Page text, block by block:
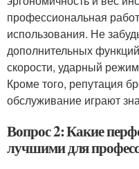
профессиональная
использования. Не
дополнительных
скорости, ударный
Кроме того, репутация
обслуживание играют
Вопрос 2: Какие
лучшими для